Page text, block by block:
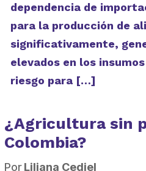
dependencia de
para la producción de
significativamente,
elevados en los
riesgo para […]
¿Agricultura sin
Colombia?
PorLiliana Cediel